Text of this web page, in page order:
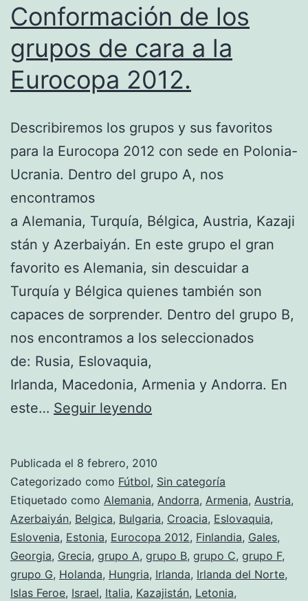
Conformación de los
grupos de cara a la
Eurocopa 2012.
Describiremos los grupos y sus favoritos
para la Eurocopa 2012 con sede en Polonia-
Ucrania. Dentro del grupo A, nos
encontramos
a Alemania, Turquía, Bélgica, Austria, Kazaji
stán y Azerbaiyán. En este grupo el gran
favorito es Alemania, sin descuidar a
Turquía y Bélgica quienes también son
capaces de sorprender. Dentro del grupo B,
nos encontramos a los seleccionados
de: Rusia, Eslovaquia,
Irlanda, Macedonia, Armenia y Andorra. En
este… Seguir leyendo
grupos
de
cara
a
la
Eurocopa
Publicada el 8 febrero, 2010
Categorizado como Fútbol, Sin categoría
Etiquetado como Alemania, Andorra, Armenia, Austria,
Azerbaiyán, Belgica, Bulgaria, Croacia, Eslovaquia,
Eslovenia, Estonia, Eurocopa 2012, Finlandia, Gales,
Georgia, Grecia, grupo A, grupo B, grupo C, grupo F,
grupo G, Holanda, Hungria, Irlanda, Irlanda del Norte,
Islas Feroe, Israel, Italia, Kazajistán, Letonia,